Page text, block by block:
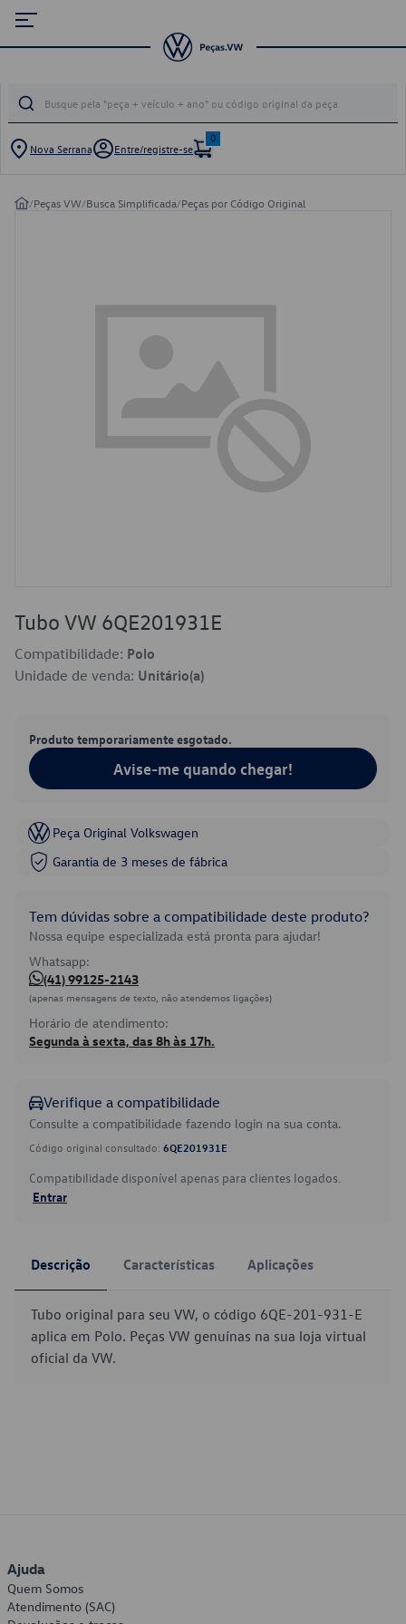
Nova Serrana Entre/registre-se
0
/Peças VW/Busca Simplificada/Peças por Código Original
Tubo VW 6QE201931E
Compatibilidade: Polo
Unidade de venda: Unitário(a)
Produto temporariamente esgotado.
Avise-me quando chegar!
Peça Original Volkswagen
Garantia de 3 meses de fábrica
Tem dúvidas sobre a compatibilidade deste produto?
Nossa equipe especializada está pronta para ajudar!
Whatsapp:
(41) 99125-2143
(apenas mensagens de texto, não atendemos ligações)
Horário de atendimento:
Segunda à sexta, das 8h às 17h.
Verifique a compatibilidade
Consulte a compatibilidade fazendo login na sua conta.
Código original consultado: 6QE201931E
Compatibilidade disponível apenas para clientes logados.
Entrar
Descrição Características Aplicações
Tubo original para seu VW, o código 6QE-201-931-E
aplica em Polo. Peças VW genuínas na sua loja virtual
oficial da VW.
Ajuda
Quem Somos
Atendimento (SAC)